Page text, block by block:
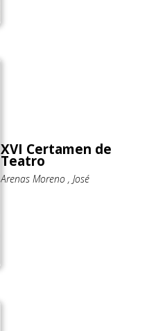
XVI Certamen de
Teatro
Arenas Moreno , José